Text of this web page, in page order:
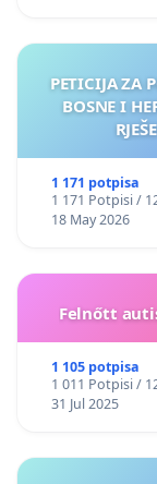
PETICIJA ZA
BOSNE I
1 171 potpisa
1 171 Potpisi /
18 May 2026
Felnőtt
1 105 potpisa
1 011 Potpisi /
31 Jul 2025